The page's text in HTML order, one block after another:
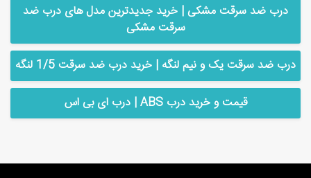
درب ضد سرقت مشکی | خرید جدیدترین مدل های درب ضد
سرقت مشکی
درب ضد سرقت یک و نیم لنگه | خرید درب ضد سرقت 1/5 لنگه
قیمت و خرید درب ABS | درب ای بی اس